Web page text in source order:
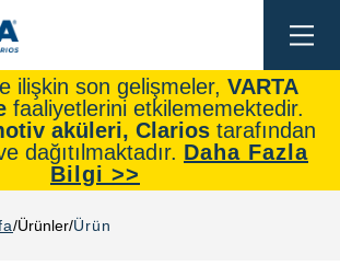
ilişkin son gelişmeler, VARTA
faaliyetlerini etkilememektedir.
aküleri, Clarios tarafından
dağıtılmaktadır. Daha Fazla
Bilgi >>
Ürünler Ürün